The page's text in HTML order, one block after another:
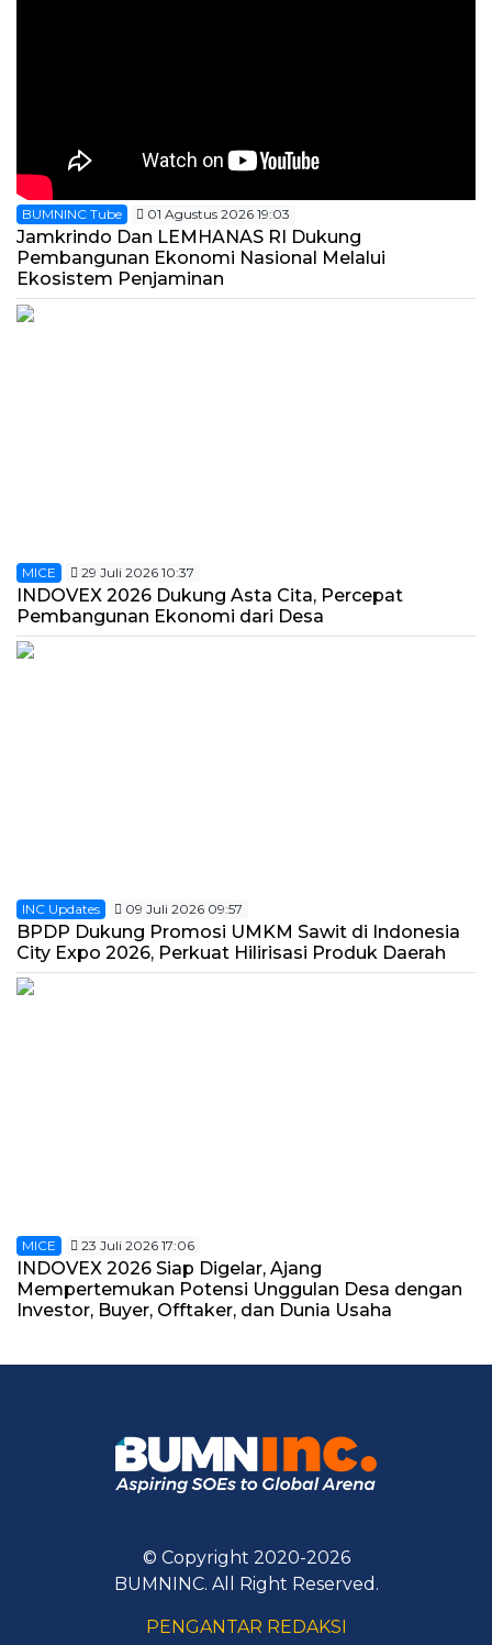
BUMNINC Tube 01 Agustus 2026 19:03
Jamkrindo Dan LEMHANAS RI Dukung
Pembangunan Ekonomi Nasional Melalui
Ekosistem Penjaminan
MICE 29 Juli 2026 10:37
INDOVEX 2026 Dukung Asta Cita, Percepat
Pembangunan Ekonomi dari Desa
INC Updates 09 Juli 2026 09:57
BPDP Dukung Promosi UMKM Sawit di Indonesia
City Expo 2026, Perkuat Hilirisasi Produk Daerah
MICE 23 Juli 2026 17:06
INDOVEX 2026 Siap Digelar, Ajang
Mempertemukan Potensi Unggulan Desa dengan
Investor, Buyer, Offtaker, dan Dunia Usaha
© Copyright 2020-2026
BUMNINC. All Right Reserved.
PENGANTAR REDAKSI